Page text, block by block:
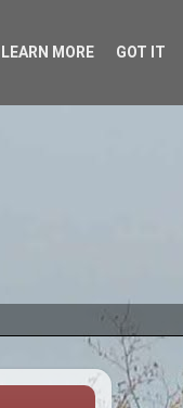
LEARN MORE GOT IT